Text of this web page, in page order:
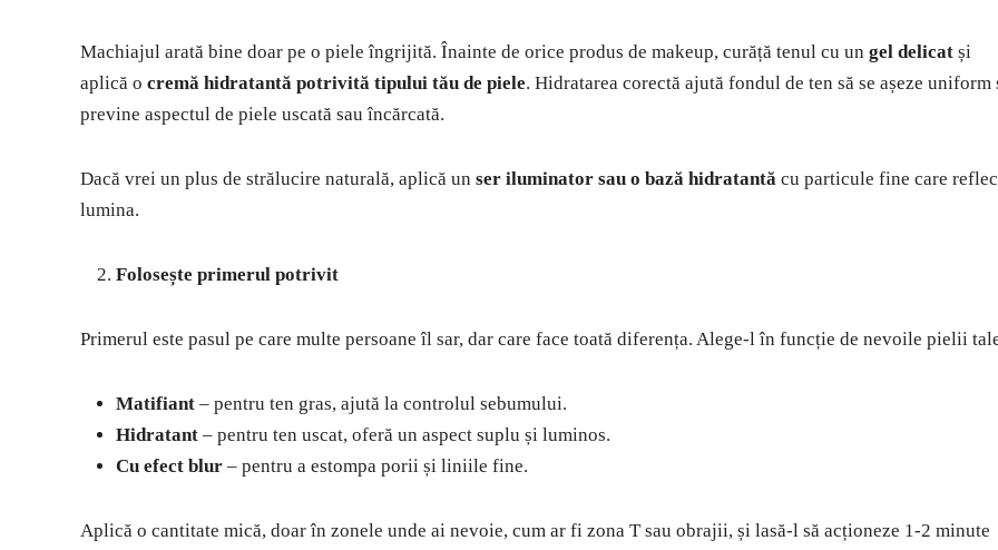
Machiajul arată bine doar pe o piele îngrijită. Înainte de orice produs de makeup, curăță tenul cu un gel delicat și
aplică o cremă hidratantă potrivită tipului tău de piele. Hidratarea corectă ajută fondul de ten să se așeze uniform
previne aspectul de piele uscată sau încărcată.
Dacă vrei un plus de strălucire naturală, aplică un ser iluminator sau o bază hidratantă cu particule fine care
lumina.
Folosește primerul potrivit
Primerul este pasul pe care multe persoane îl sar, dar care face toată diferența. Alege-l în funcție de nevoile pielii
Matifiant – pentru ten gras, ajută la controlul sebumului.
Hidratant – pentru ten uscat, oferă un aspect suplu și luminos.
Cu efect blur – pentru a estompa porii și liniile fine.
Aplică o cantitate mică, doar în zonele unde ai nevoie, cum ar fi zona T sau obrajii, și lasă-l să acționeze 1-2 minute